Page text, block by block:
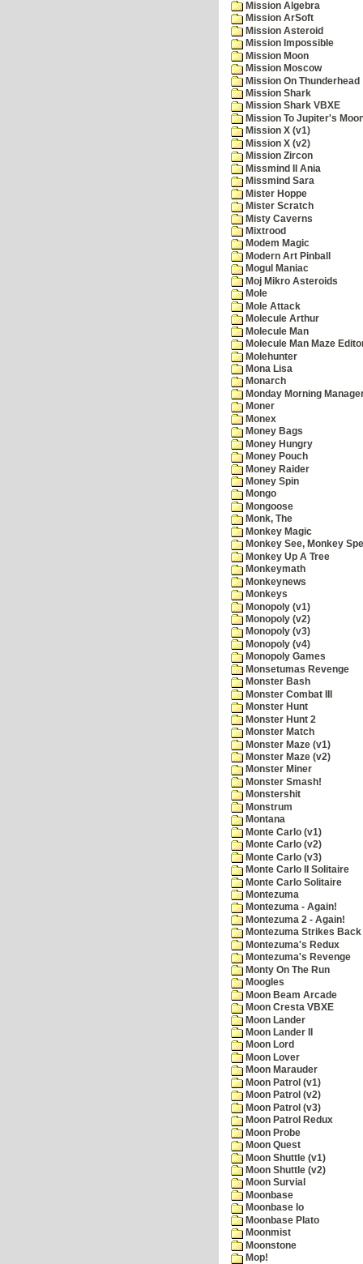
Mission Algebra
Mission ArSoft
Mission Asteroid
Mission Impossible
Mission Moon
Mission Moscow
Mission On Thunderhead
Mission Shark
Mission Shark VBXE
Mission To Jupiter's
Mission X (v1)
Mission X (v2)
Mission Zircon
Missmind II Ania
Missmind Sara
Mister Hoppe
Mister Scratch
Misty Caverns
Mixtrood
Modem Magic
Modern Art Pinball
Mogul Maniac
Moj Mikro Asteroids
Mole
Mole Attack
Molecule Arthur
Molecule Man
Molecule Man Maze
Molehunter
Mona Lisa
Monarch
Monday Morning
Moner
Monex
Money Bags
Money Hungry
Money Pouch
Money Raider
Money Spin
Mongo
Mongoose
Monk, The
Monkey Magic
Monkey See, Monkey
Monkey Up A Tree
Monkeymath
Monkeynews
Monkeys
Monopoly (v1)
Monopoly (v2)
Monopoly (v3)
Monopoly (v4)
Monopoly Games
Monsetumas Revenge
Monster Bash
Monster Combat III
Monster Hunt
Monster Hunt 2
Monster Match
Monster Maze (v1)
Monster Maze (v2)
Monster Miner
Monster Smash!
Monstershit
Monstrum
Montana
Monte Carlo (v1)
Monte Carlo (v2)
Monte Carlo (v3)
Monte Carlo II Solitaire
Monte Carlo Solitaire
Montezuma
Montezuma - Again!
Montezuma 2 - Again!
Montezuma Strikes Back
Montezuma's Redux
Montezuma's Revenge
Monty On The Run
Moogles
Moon Beam Arcade
Moon Cresta VBXE
Moon Lander
Moon Lander II
Moon Lord
Moon Lover
Moon Marauder
Moon Patrol (v1)
Moon Patrol (v2)
Moon Patrol (v3)
Moon Patrol Redux
Moon Probe
Moon Quest
Moon Shuttle (v1)
Moon Shuttle (v2)
Moon Survial
Moonbase
Moonbase Io
Moonbase Plato
Moonmist
Moonstone
Mop!